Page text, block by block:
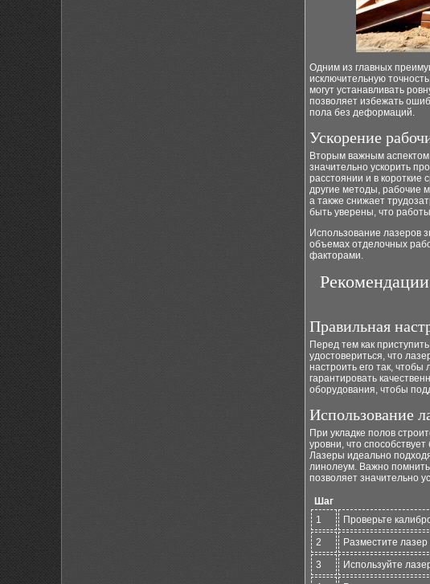
Одним из главных
исключительную
могут устанавливать
позволяет избежать
пола без деформаций.
Ускорение
Вторым важным аспектом
значительно ускорить
расстоянии и в короткие
другие методы, рабочие
а также снижает
быть уверены, что
Использование лазеров
объемах отделочных
факторами.
Правильная
Перед тем как
удостовериться, что
настроить его так,
гарантировать
оборудования, чтобы
Использование
При укладке полов
уровни, что
Лазеры идеально
линолеум. Важно
позволяет значительно
Шаг
1
Проверьте
2
Разместите
3
Используйте